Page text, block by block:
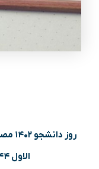
الاول ۱۴۴۴ و ۷ دسامبر ۲۰۲۳ است.